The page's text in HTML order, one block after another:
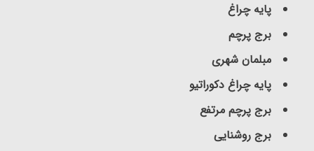
پایه چراغ
برج پرچم
مبلمان شهری
پایه چراغ دکوراتیو
برج پرچم مرتفع
برج روشنایی